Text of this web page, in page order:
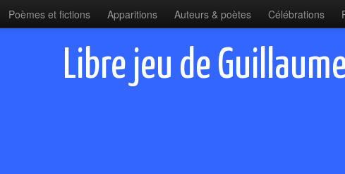
Poèmes et fictions Apparitions Auteurs & poètes Célébrations
Libre jeu de